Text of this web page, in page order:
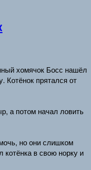
хомячок Босс нашёл
Котёнок прятался от
а потом начал ловить
но они слишком
в свою норку и